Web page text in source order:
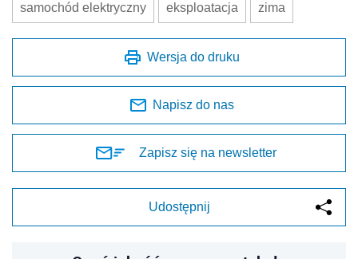
samochód elektryczny eksploatacja zima
Wersja do druku
Napisz do nas
Zapisz się na newsletter
Udostępnij